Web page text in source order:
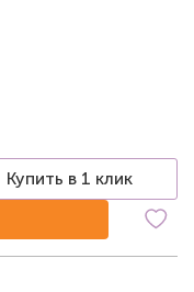
Купить в 1 клик